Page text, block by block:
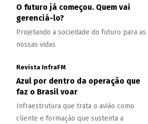
O futuro já começou. Quem vai
gerenciá-lo?
Projetando a sociedade do futuro para as
nossas vidas
Revista InfraFM
Azul por dentro da operação que
faz o Brasil voar
Infraestrutura que trata o avião como
cliente e formação que sustenta a